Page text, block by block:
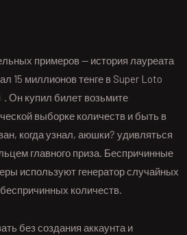
примеров — история лауреата
15 миллионов тенге в Super Loto
. Он купил билет возьмите
выборке количеств и быть в
когда узнал, аюшки? удивляться
главного приза. Беспричинные
используют генератор случайных
количеств.
без создания аккаунта и